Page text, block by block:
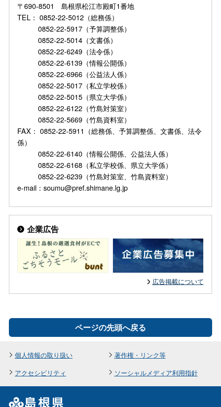
〒690-8501 島根県松江市殿町1番地
TEL： 0852-22-5012（総務係）
0852-22-5917（予算調整係）
0852-22-5014（文書係）
0852-22-6249（法令係）
0852-22-6139（情報公開係）
0852-22-6966（公益法人係）
0852-22-5017（私立学校係）
0852-22-5015（県立大学係）
0852-22-6122（竹島対策室）
0852-22-5669（竹島資料室）
FAX： 0852-22-5911（総務係、予算調整係、文書係、法令
係）
0852-22-6140（情報公開係、公益法人係）
0852-22-6168（私立学校係、県立大学係）
0852-22-6239（竹島対策室、竹島資料室）
e-mail：soumu@pref.shimane.lg.jp
企業広告
広告掲載について
ページの先頭へ戻る
個人情報の取り扱い
著作権・リンク等
アクセシビリティ
ソーシャルメディア利用指針